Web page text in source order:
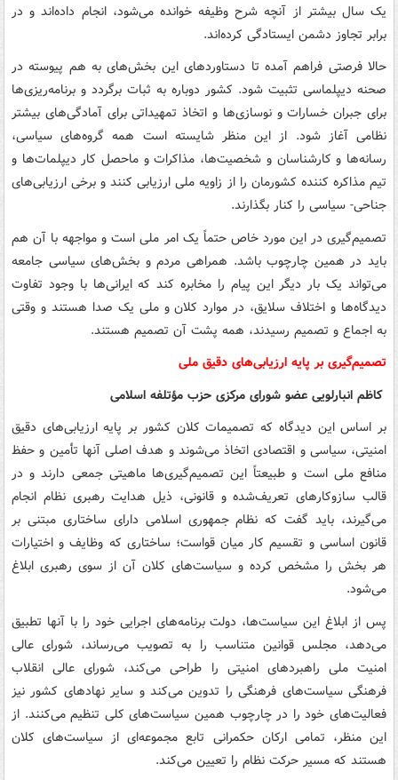
یک سال بیشتر از آنچه شرح وظیفه خوانده می‌شود، انجام داده‌اند و در
برابر تجاوز دشمن ایستادگی کرده‌اند.
حالا فرصتی فراهم آمده تا دستاوردهای این بخش‌های به هم پیوسته در
صحنه دیپلماسی تثبیت شود. کشور دوباره به ثبات برگردد و برنامه‌ریزی‌ها
برای جبران خسارات و نوسازی‌ها و اتخاذ تمهیداتی برای آمادگی‌های بیشتر
نظامی آغاز شود. از این منظر شایسته است همه گروه‌های سیاسی،
رسانه‌ها و کارشناسان و شخصیت‌ها، مذاکرات و ماحصل کار دیپلمات‌ها و
تیم مذاکره کننده کشورمان را از زاویه ملی ارزیابی کنند و برخی ارزیابی‌های
جناحی- سیاسی را کنار بگذارند.
تصمیم‌گیری در این مورد خاص حتماً یک امر ملی است و مواجهه با آن هم
باید در همین چارچوب باشد. همراهی مردم و بخش‌های سیاسی جامعه
می‌تواند یک بار دیگر این پیام را مخابره کند که ایرانی‌ها با وجود تفاوت
دیدگاه‌ها و اختلاف سلایق، در موارد کلان و ملی یک صدا هستند و وقتی
به اجماع و تصمیم رسیدند، همه پشت آن تصمیم هستند.
تصمیم‌گیری بر پایه ارزیابی‌های دقیق ملی
‌ کاظم انبارلویی عضو شورای مرکزی حزب مؤتلفه اسلامی
بر اساس این دیدگاه که تصمیمات کلان کشور بر پایه ارزیابی‌های دقیق
امنیتی، سیاسی و اقتصادی اتخاذ می‌شوند و هدف اصلی آنها تأمین و حفظ
منافع ملی است و طبیعتاً این تصمیم‌گیری‌ها ماهیتی جمعی دارند و در
قالب سازوکارهای تعریف‌شده و قانونی، ذیل هدایت رهبری نظام انجام
می‌گیرند، باید گفت که نظام جمهوری اسلامی دارای ساختاری مبتنی بر
قانون اساسی و تقسیم کار میان قواست؛ ساختاری که وظایف و اختیارات
هر بخش را مشخص کرده و سیاست‌های کلان آن از سوی رهبری ابلاغ
می‌شود.
پس از ابلاغ این سیاست‌ها، دولت برنامه‌های اجرایی خود را با آنها تطبیق
می‌دهد، مجلس قوانین متناسب را به تصویب می‌رساند، شورای عالی
امنیت ملی راهبردهای امنیتی را طراحی می‌کند، شورای عالی انقلاب
فرهنگی سیاست‌های فرهنگی را تدوین می‌کند و سایر نهادهای کشور نیز
فعالیت‌های خود را در چارچوب همین سیاست‌های کلی تنظیم می‌کنند. از
این منظر، تمامی ارکان حکمرانی تابع مجموعه‌ای از سیاست‌های کلان
هستند که مسیر حرکت نظام را تعیین می‌کند.